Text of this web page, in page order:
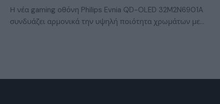
Η νέα gaming οθόνη Philips Evnia QD-OLED 32M2N6901A
συνδυάζει αρμονικά την υψηλή ποιότητα χρωμάτων με…